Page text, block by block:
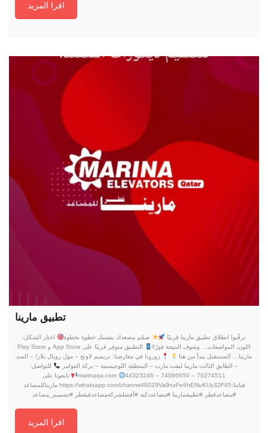
اقرا المزيد
تطبيق مارينا
ترقّبوا انطلاق تطبيق مارينا قريبًا صمّم مصعدك بنفسك خطوة بخطوة
اختار الشكل،
اللون، المواصفات… وشوف النتيجة فورًا!
التطبيق متوفر قريبًا على App Store و Play Store
مارينا… المستقبل يبدأ من هنا
زورونا في معارضنا: بريميم لاونج – مول رويال بلازا – السد
– الطابق الثالث مارينا ليفت مارت – المنطقة اللوجيستية – بركة العوامر
للتواصل:
70274511 – 74096650 – 44323246
تابعونا على
قناتنا:https://whatsapp.com/channel/0029Va9nzFe6hENuKUy32F45 ماريناللمصاعد
#مصاعدقطر #تطبيقمارينا #مصاعدذكية #أفضلشركةمصاعدفيقطر #تصميم_مصاعد
اقرا المزيد